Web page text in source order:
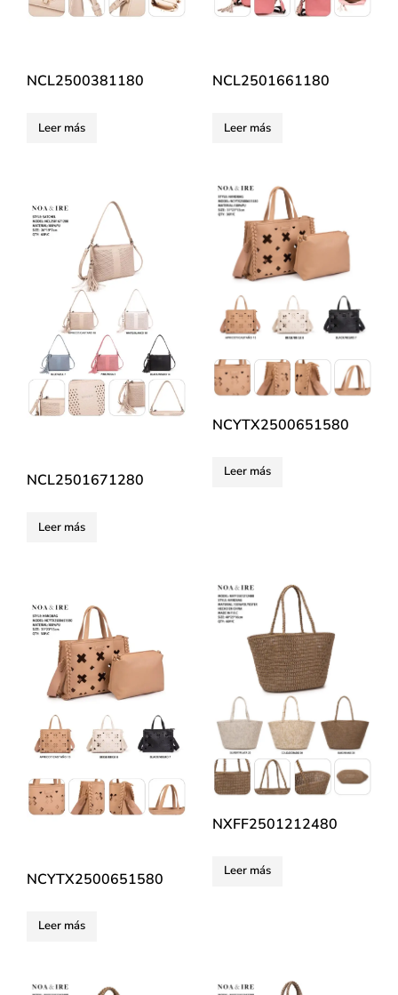
NCL2500381180
Leer más
NCL2501661180
Leer más
NCL2501671280
Leer más
NCYTX2500651580
Leer más
NCYTX2500651580
Leer más
NXFF2501212480
Leer más